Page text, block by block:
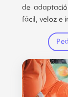
de
fácil, veloz e